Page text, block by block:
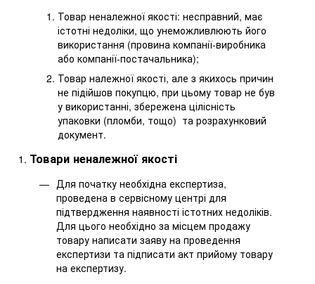
Товар неналежної якості: несправний, має
істотні недоліки, що унеможливлюють його
використання (провина компанії-виробника
або компанії-постачальника);
Товар належної якості, але з якихось причин
не підійшов покупцю, при цьому товар не був
у використанні, збережена цілісність
упаковки (пломби, тощо) та розрахунковий
документ.
Товари неналежної якості
Для початку необхідна експертиза,
проведена в сервісному центрі для
підтвердження наявності істотних недоліків.
Для цього необхідно за місцем продажу
товару написати заяву на проведення
експертизи та підписати акт прийому товару
на експертизу.